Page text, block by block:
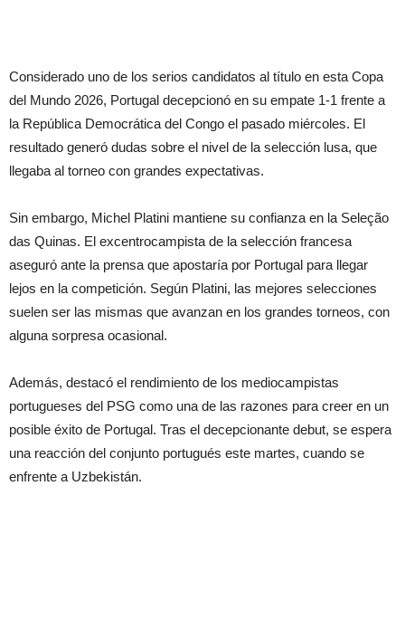
Considerado uno de los serios candidatos al título en esta Copa
del Mundo 2026, Portugal decepcionó en su empate 1-1 frente a
la República Democrática del Congo el pasado miércoles. El
resultado generó dudas sobre el nivel de la selección lusa, que
llegaba al torneo con grandes expectativas.
Sin embargo, Michel Platini mantiene su confianza en la Seleção
das Quinas. El excentrocampista de la selección francesa
aseguró ante la prensa que apostaría por Portugal para llegar
lejos en la competición. Según Platini, las mejores selecciones
suelen ser las mismas que avanzan en los grandes torneos, con
alguna sorpresa ocasional.
Además, destacó el rendimiento de los mediocampistas
portugueses del PSG como una de las razones para creer en un
posible éxito de Portugal. Tras el decepcionante debut, se espera
una reacción del conjunto portugués este martes, cuando se
enfrente a Uzbekistán.